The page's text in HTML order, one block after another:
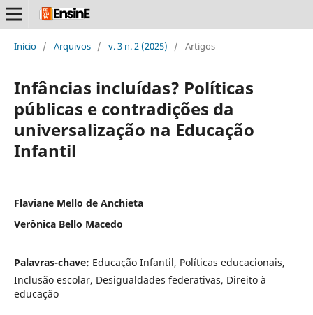
Início / Arquivos / v. 3 n. 2 (2025) / Artigos
Infâncias incluídas? Políticas
públicas e contradições da
universalização na Educação
Infantil
Flaviane Mello de Anchieta
Verônica Bello Macedo
Palavras-chave: Educação Infantil, Políticas educacionais,
Inclusão escolar, Desigualdades federativas, Direito à
educação